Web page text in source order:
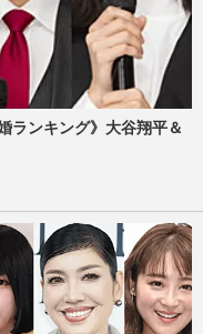
ランキング》大谷翔平＆